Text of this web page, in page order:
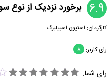
6.9 برخورد نزدیک از نوع
کارگردان: استیون اسپیلبرگ
رای کاربر: 8
رای شما: